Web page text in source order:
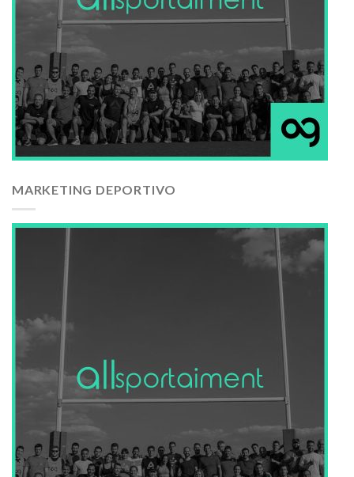
MARKETING DEPORTIVO